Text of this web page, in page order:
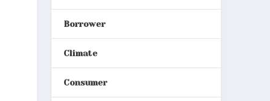
Borrower
Climate
Consumer